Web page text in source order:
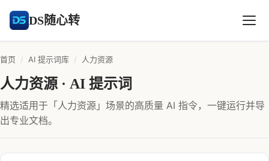
DS随心转
首页 / AI 提示词库 / 人力资源
人力资源 · AI 提示词
精选适用于「人力资源」场景的高质量 AI 指令，一键运行并导
出专业文档。